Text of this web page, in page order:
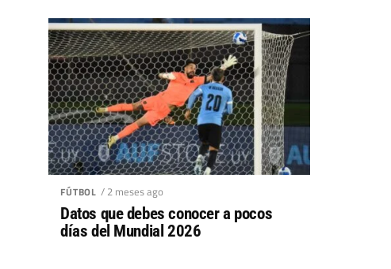
FÚTBOL / 2 meses ago
Datos que debes conocer a pocos
días del Mundial 2026